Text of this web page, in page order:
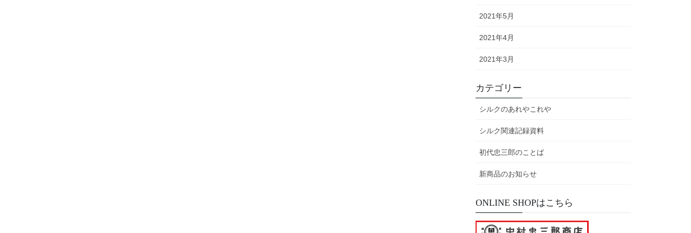
2021年5月
2021年4月
2021年3月
カテゴリー
シルクのあれやこれや
シルク関連記録資料
初代忠三郎のことば
新商品のお知らせ
ONLINE SHOPはこちら